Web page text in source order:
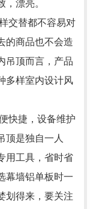
漂亮。
交替都不容易对
的商品也不会造
吊顶而言，产品
多样室内设计风
快捷，设备维护
顶是独自一人
用工具，省时省
幕墙铝单板时一
划得来，要关注